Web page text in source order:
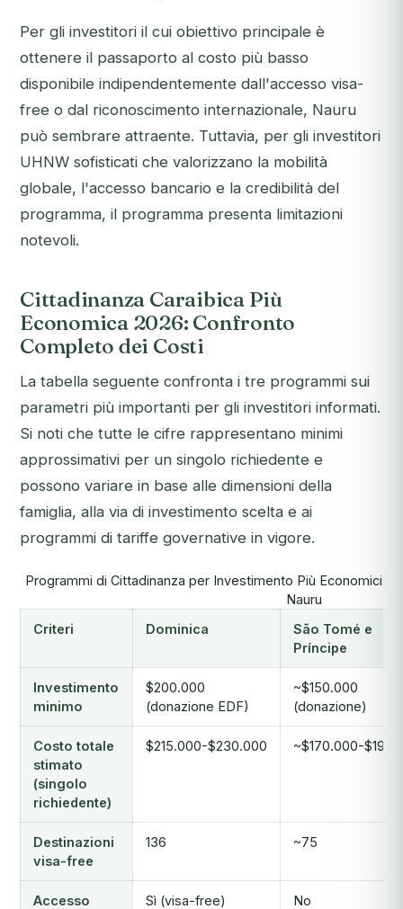
Per gli investitori il cui obiettivo principale è
ottenere il passaporto al costo più basso
disponibile indipendentemente dall'accesso visa-
free o dal riconoscimento internazionale, Nauru
può sembrare attraente. Tuttavia, per gli investitori
UHNW sofisticati che valorizzano la mobilità
globale, l'accesso bancario e la credibilità del
programma, il programma presenta limitazioni
notevoli.
Cittadinanza Caraibica Più
Economica 2026: Confronto
Completo dei Costi
La tabella seguente confronta i tre programmi sui
parametri più importanti per gli investitori informati.
Si noti che tutte le cifre rappresentano minimi
approssimativi per un singolo richiedente e
possono variare in base alle dimensioni della
famiglia, alla via di investimento scelta e ai
programmi di tariffe governative in vigore.
Programmi di Cittadinanza per Investimento Più Economici
Nauru
Criteri
Dominica
São Tomé e
Príncipe
Investimento
minimo
$200.000
(donazione EDF)
~$150.000
(donazione)
Costo totale
stimato
(singolo
richiedente)
$215.000-$230.000 ~$170.000-
Destinazioni
visa-free
136 ~75
Accesso
Sì (visa-free) No